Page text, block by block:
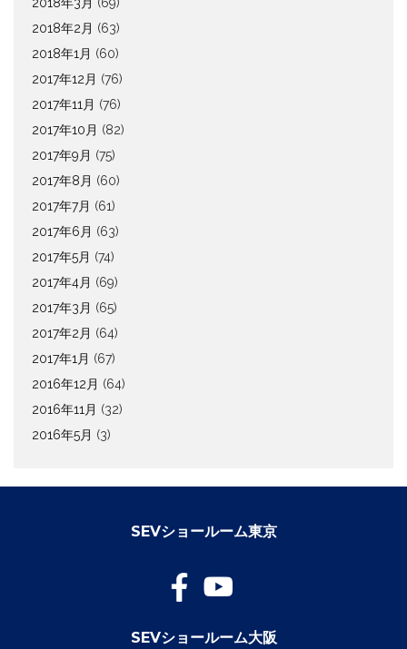
2018年3月 (69)
2018年2月 (63)
2018年1月 (60)
2017年12月 (76)
2017年11月 (76)
2017年10月 (82)
2017年9月 (75)
2017年8月 (60)
2017年7月 (61)
2017年6月 (63)
2017年5月 (74)
2017年4月 (69)
2017年3月 (65)
2017年2月 (64)
2017年1月 (67)
2016年12月 (64)
2016年11月 (32)
2016年5月 (3)
SEVショールーム東京
SEVショールーム大阪